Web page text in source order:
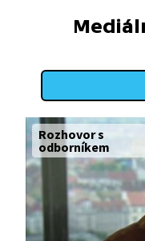
Rozhovor s
odborníkem